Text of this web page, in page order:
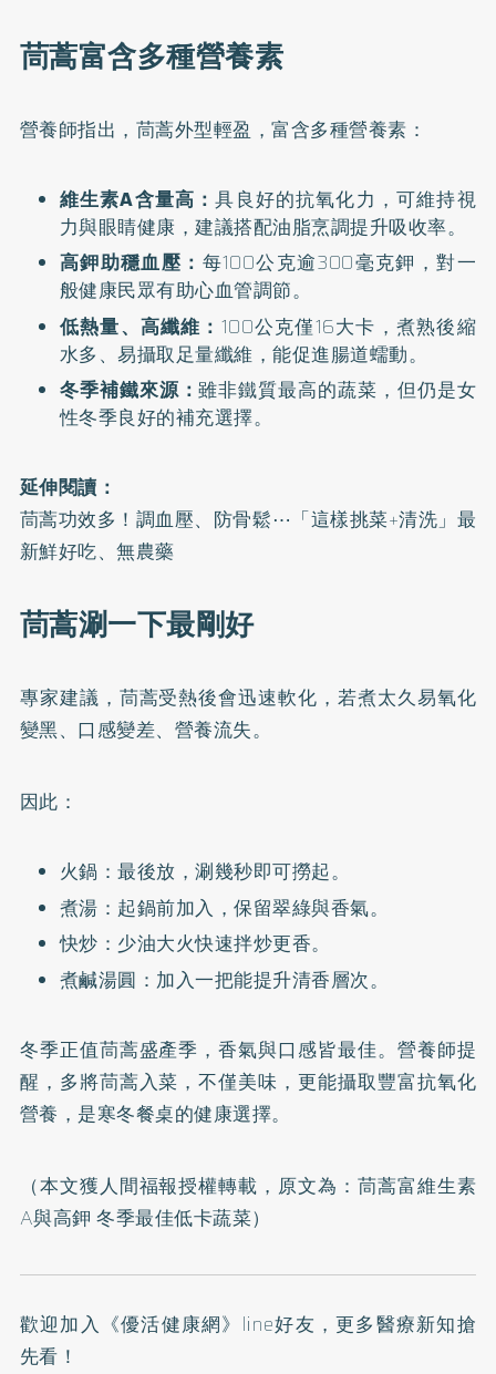
茼蒿富含多種營養素
營養師指出，茼蒿外型輕盈，富含多種營養素：
維生素A含量高：具良好的抗氧化力，可維持視
力與眼睛健康，建議搭配油脂烹調提升吸收率。
高鉀助穩血壓： 每100公克逾300毫克鉀，對一
般健康民眾有助心血管調節。
低熱量、高纖維： 100公克僅16大卡，煮熟後縮
水多、易攝取足量纖維，能促進腸道蠕動。
冬季補鐵來源：雖非鐵質最高的蔬菜，但仍是女
性冬季良好的補充選擇。
延伸閱讀：
茼蒿功效多！調血壓、防骨鬆⋯「這樣挑菜+清洗」最
新鮮好吃、無農藥
茼蒿涮一下最剛好
專家建議，茼蒿受熱後會迅速軟化，若煮太久易氧化
變黑、口感變差、營養流失。
因此：
火鍋：最後放，涮幾秒即可撈起。
煮湯：起鍋前加入，保留翠綠與香氣。
快炒：少油大火快速拌炒更香。
煮鹹湯圓：加入一把能提升清香層次。
冬季正值茼蒿盛產季，香氣與口感皆最佳。營養師提
醒，多將茼蒿入菜，不僅美味，更能攝取豐富抗氧化
營養，是寒冬餐桌的健康選擇。
（本文獲人間福報授權轉載，原文為： 茼蒿富維生素
A與高鉀 冬季最佳低卡蔬菜）
歡迎加入 《優活健康網》line好友 ，更多醫療新知搶
先看！